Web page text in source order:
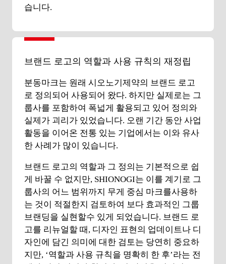
습니다.
브랜드 로고의 역할과 사용 규칙의 재정립
분동마크는 원래 시오노기제약의 브랜드 로고
로 정의되어 사용되어 왔다. 하지만 실제로는 그
룹사를 포함하여 폭넓게 활용되고 있어 정의와
실제가 괴리가 있었습니다. 오랜 기간 동안 사업
활동을 이어온 전통 있는 기업에서는 이와 유사
한 사례가 많이 있습니다.
브랜드 로고의 역할과 그 정의는 기본적으로 쉽
게 바꿀 수 없지만, SHIONOGI는 이를 계기로 그
룹사의 어느 범위까지 무게 중심 마크를사용하
는 것이 적절한지 검토하여 보다 효과적인 그룹
브랜딩을 실현할수 있게 되었습니다. 브랜드 로
고를 리뉴얼할 때, 디자인 표현의 업데이트나 디
자인에 담긴 의미에 대한 검토는 당연히 중요하
지만, ‘역할과 사용 규칙을 명확히 한 후’라는 전